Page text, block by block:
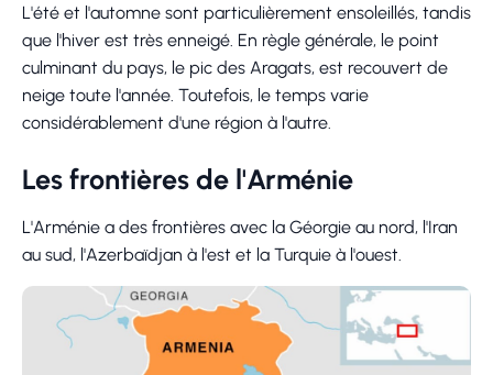
L'été et l'automne sont particulièrement ensoleillés, tandis
que l'hiver est très enneigé. En règle générale, le point
culminant du pays, le pic des Aragats, est recouvert de
neige toute l'année. Toutefois, le temps varie
considérablement d'une région à l'autre.
Les frontières de l'Arménie
L'Arménie a des frontières avec la Géorgie au nord, l'Iran
au sud, l'Azerbaïdjan à l'est et la Turquie à l'ouest.